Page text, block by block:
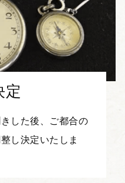
定
した後、ご都合の
し決定いたしま